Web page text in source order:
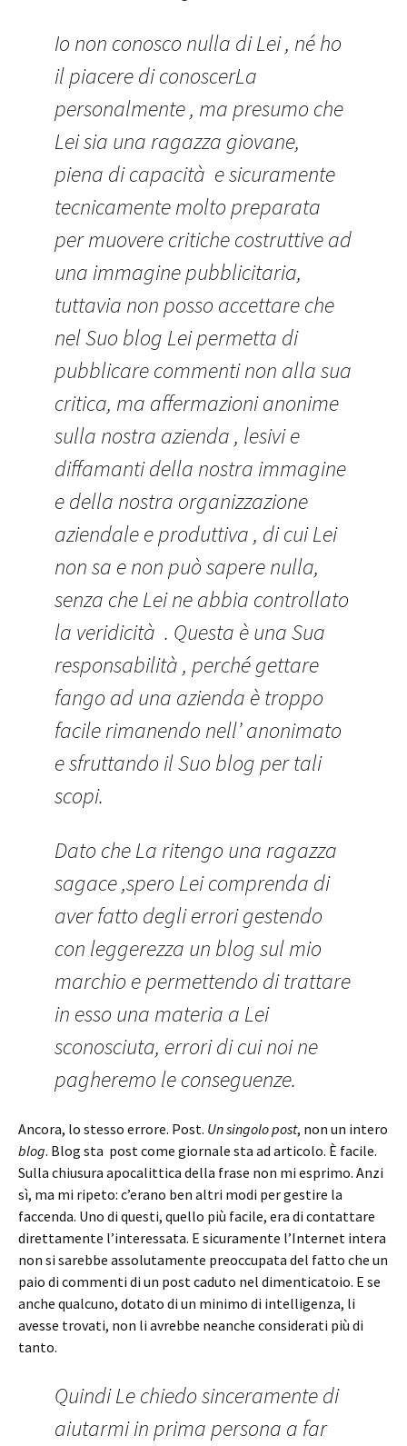
Io non conosco nulla di Lei , né ho
il piacere di conoscerLa
personalmente , ma presumo che
Lei sia una ragazza giovane,
piena di capacità e sicuramente
tecnicamente molto preparata
per muovere critiche costruttive ad
una immagine pubblicitaria,
tuttavia non posso accettare che
nel Suo blog Lei permetta di
pubblicare commenti non alla sua
critica, ma affermazioni anonime
sulla nostra azienda , lesivi e
diffamanti della nostra immagine
e della nostra organizzazione
aziendale e produttiva , di cui Lei
non sa e non può sapere nulla,
senza che Lei ne abbia controllato
la veridicità . Questa è una Sua
responsabilità , perché gettare
fango ad una azienda è troppo
facile rimanendo nell’ anonimato
e sfruttando il Suo blog per tali
scopi.
Dato che La ritengo una ragazza
sagace ,spero Lei comprenda di
aver fatto degli errori gestendo
con leggerezza un blog sul mio
marchio e permettendo di trattare
in esso una materia a Lei
sconosciuta, errori di cui noi ne
pagheremo le conseguenze.
Ancora, lo stesso errore. Post. Un singolo post, non un intero
blog. Blog sta post come giornale sta ad articolo. È facile.
Sulla chiusura apocalittica della frase non mi esprimo. Anzi
sì, ma mi ripeto: c’erano ben altri modi per gestire la
faccenda. Uno di questi, quello più facile, era di contattare
direttamente l’interessata. E sicuramente l’Internet intera
non si sarebbe assolutamente preoccupata del fatto che un
paio di commenti di un post caduto nel dimenticatoio. E se
anche qualcuno, dotato di un minimo di intelligenza, li
avesse trovati, non li avrebbe neanche considerati più di
tanto.
Quindi Le chiedo sinceramente di
aiutarmi in prima persona a far